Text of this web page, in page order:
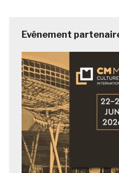
Evénement